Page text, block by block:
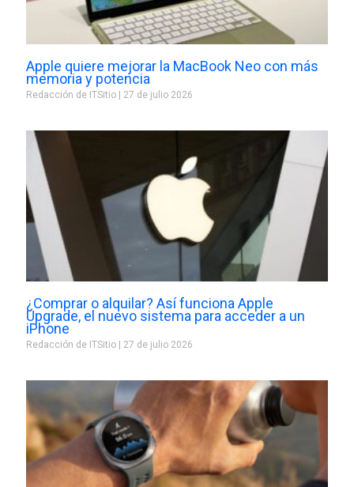
Apple quiere mejorar la MacBook Neo con más
memoria y potencia
Redacción de ITSitio 27 de julio 2026
¿Comprar o alquilar? Así funciona Apple
Upgrade, el nuevo sistema para acceder a un
iPhone
Redacción de ITSitio 27 de julio 2026